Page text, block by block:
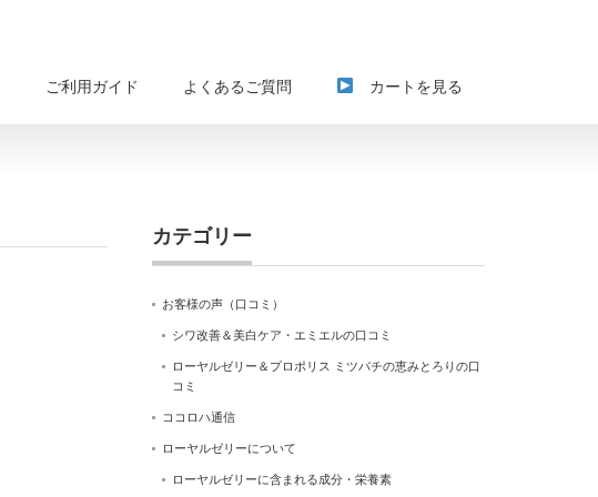
ご利用ガイド よくあるご質問 カートを見る
カテゴリー
お客様の声（口コミ）
シワ改善＆美白ケア・エミエルの口コミ
ローヤルゼリー＆プロポリス ミツバチの恵みとろりの口
コミ
ココロハ通信
ローヤルゼリーについて
ローヤルゼリーに含まれる成分・栄養素